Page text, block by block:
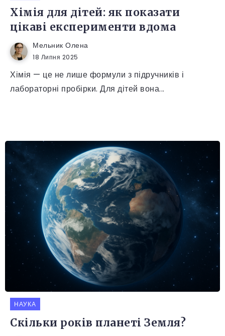
Хімія для дітей: як показати
цікаві експерименти вдома
Мельник Олена
18 Липня 2025
Хімія — це не лише формули з підручників і
лабораторні пробірки. Для дітей вона...
НАУКА
Скільки років планеті Земля?